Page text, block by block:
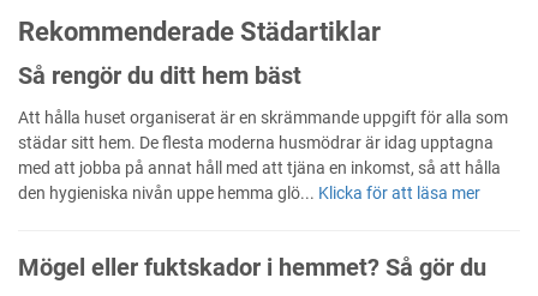
Rekommenderade Städartiklar
Så rengör du ditt hem bäst
Att hålla huset organiserat är en skrämmande uppgift för alla som
städar sitt hem. De flesta moderna husmödrar är idag upptagna
med att jobba på annat håll med att tjäna en inkomst, så att hålla
den hygieniska nivån uppe hemma glö... Klicka för att läsa mer
Mögel eller fuktskador i hemmet? Så gör du